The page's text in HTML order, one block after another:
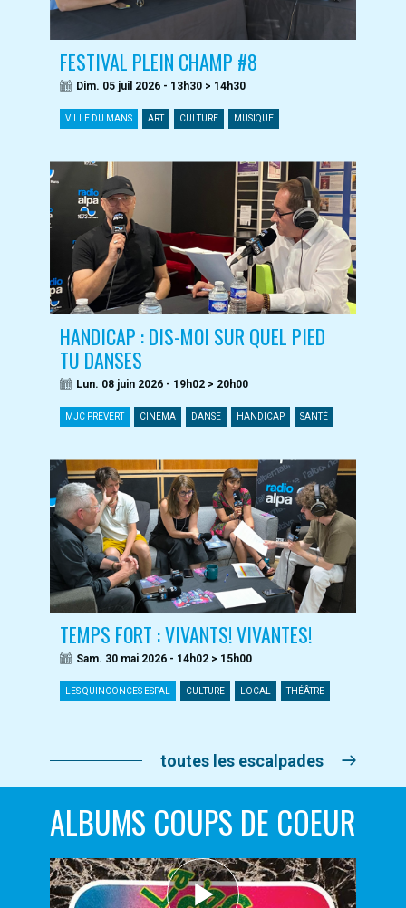
FESTIVAL PLEIN CHAMP #8
Dim. 05 juil 2026 - 13h30 > 14h30
VILLE DU MANS ART CULTURE MUSIQUE
HANDICAP : DIS-MOI SUR QUEL PIED
TU DANSES
Lun. 08 juin 2026 - 19h02 > 20h00
MJC PRÉVERT CINÉMA DANSE HANDICAP SANTÉ
TEMPS FORT : VIVANTS! VIVANTES!
Sam. 30 mai 2026 - 14h02 > 15h00
LES QUINCONCES ESPAL CULTURE LOCAL THÉÂTRE
toutes les escalpades
ALBUMS COUPS DE COEUR